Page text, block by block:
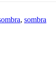
, sombra